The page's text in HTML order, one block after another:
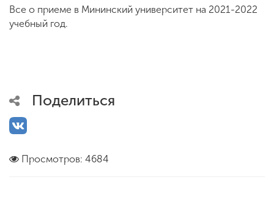
Студенческая жизнь
Все о приеме в Мининский университет на 2021-2022
учебный год.
Поделиться
Просмотров: 4684